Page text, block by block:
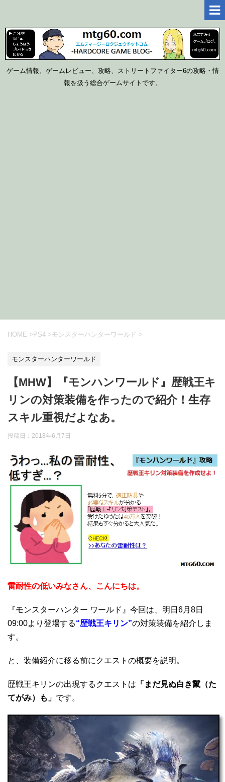
ゲーム情報、ゲームレビュー、攻略、ストリートファイター6の攻略・情
報を扱う総合ゲームサイトです。
HOME >PS4 >モンスターハンターワールド >
モンスターハンターワールド
【MHW】『モンハンワールド』歴戦王キ
リンの対策装備を作ったので紹介！生存
スキル重視だよなあ。
投稿日： 2018年6月7日
雷耐性の低いみなさん、こんにちは。
『モンスターハンター ワールド』今回は、明日6月8日
09:00より登場する“歴戦王キリン”の対策装備を紹介しま
す。
と、装備紹介に移る前にクエストの概要を説明。
歴戦王キリンの出現するクエストは 「まだ見ぬ白き鬣（た
てがみ）も」 です。